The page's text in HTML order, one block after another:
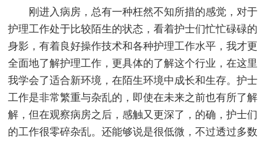
刚进入病房，总有一种枉然不知所措的感觉，对于
护理工作处于比较陌生的状态，看着护士们忙忙碌碌的
身影，有着良好操作技术和各种护理工作水平，我才更
全面地了解护理工作，更具体的了解这个行业，在这里
我学会了适合新环境，在陌生环境中成长和生存。护士
工作是非常繁重与杂乱的，即使在未来之前也有所了解
解，但在观察病房之后，感触又更深了，的确，护士们
的工作很零碎杂乱。还能够说是很低微，不过透过多数